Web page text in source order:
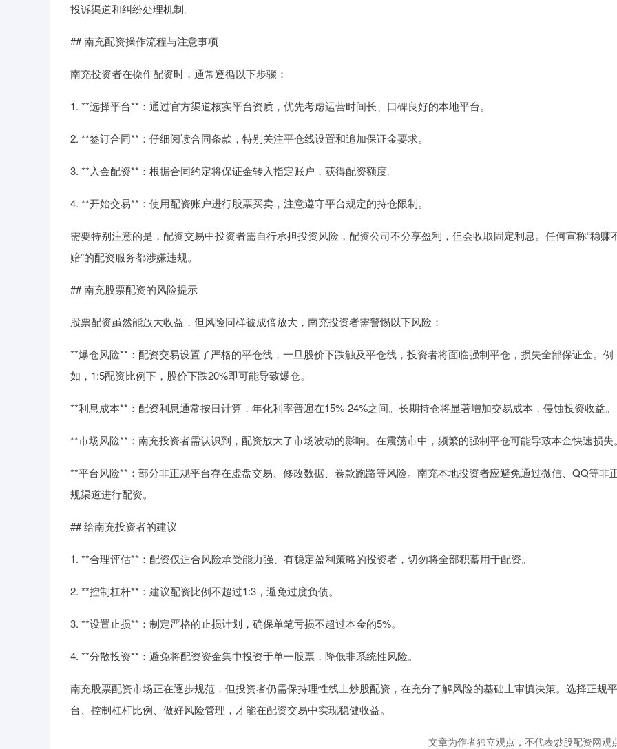
投诉渠道和纠纷处理机制。
## 南充配资操作流程与注意事项
南充投资者在操作配资时，通常遵循以下步骤：
1. **选择平台**：通过官方渠道核实平台资质，优先考虑运营时间长、口碑良好的本地平台。
2. **签订合同**：仔细阅读合同条款，特别关注平仓线设置和追加保证金要求。
3. **入金配资**：根据合同约定将保证金转入指定账户，获得配资额度。
4. **开始交易**：使用配资账户进行股票买卖，注意遵守平台规定的持仓限制。
需要特别注意的是，配资交易中投资者需自行承担投资风险，配资公司不分享盈利，但会收取固定利息。任何宣称“稳赚
赔”的配资服务都涉嫌违规。
## 南充股票配资的风险提示
股票配资虽然能放大收益，但风险同样被成倍放大，南充投资者需警惕以下风险：
**爆仓风险**：配资交易设置了严格的平仓线，一旦股价下跌触及平仓线，投资者将面临强制平仓，损失全部保证金。例
如，1:5配资比例下，股价下跌20%即可能导致爆仓。
**利息成本**：配资利息通常按日计算，年化利率普遍在15%-24%之间。长期持仓将显著增加交易成本，侵蚀投资收益。
**市场风险**：南充投资者需认识到，配资放大了市场波动的影响。在震荡市中，频繁的强制平仓可能导致本金快速损失
**平台风险**：部分非正规平台存在虚盘交易、修改数据、卷款跑路等风险。南充本地投资者应避免通过微信、QQ等非
规渠道进行配资。
## 给南充投资者的建议
1. **合理评估**：配资仅适合风险承受能力强、有稳定盈利策略的投资者，切勿将全部积蓄用于配资。
2. **控制杠杆**：建议配资比例不超过1:3，避免过度负债。
3. **设置止损**：制定严格的止损计划，确保单笔亏损不超过本金的5%。
4. **分散投资**：避免将配资资金集中投资于单一股票，降低非系统性风险。
南充股票配资市场正在逐步规范，但投资者仍需保持理性线上炒股配资，在充分了解风险的基础上审慎决策。选择正规平
台、控制杠杆比例、做好风险管理，才能在配资交易中实现稳健收益。
文章为作者独立观点，不代表炒股配资网观